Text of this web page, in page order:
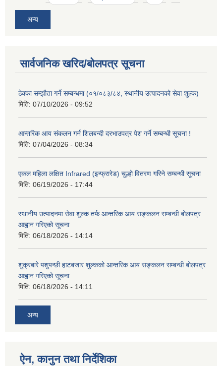
अन्य
सार्वजनिक खरिद/बोलपत्र सूचना
ठेक्का सम्झौता गर्ने सम्बन्धमा (०१/०८३/८४, स्थानीय उत्पादनको सेवा शुल्क)
मिति: 07/10/2026 - 09:52
आन्तरिक आय संकलन गर्न शिलबन्दी दरभाउपत्र पेश गर्ने सम्बन्धी सूचना !
मिति: 07/04/2026 - 08:34
एकल महिला लक्षित Infrared (इन्फ्रारेड) चुल्हो वितरण गरिने सम्बन्धी सूचना
मिति: 06/19/2026 - 17:44
स्थानीय उत्पादनमा सेवा शुल्क तर्फ आन्तरिक आय सङ्कलन सम्बन्धी बोलपत्र
आह्वान गरिएको सूचना
मिति: 06/18/2026 - 14:14
शुक्रबारे पशुपन्छी हाटबजार शुल्कको आन्तरिक आय सङ्कलन सम्बन्धी बोलपत्र
आह्वान गरिएको सूचना
मिति: 06/18/2026 - 14:11
अन्य
ऐन, कानुन तथा निर्देशिका